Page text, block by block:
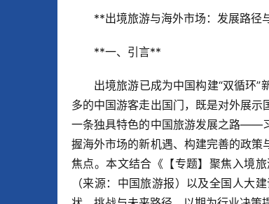
**出境旅游与海外市场：发展路径
**一、引言**
出境旅游已成为中国构建“双循环
多的中国游客走出国门，既是对外展
一条独具特色的中国旅游发展之路——
握海外市场的新机遇、构建完善的政
焦点。本文结合《【专题】聚焦入境
（来源：中国旅游报）以及全国人大